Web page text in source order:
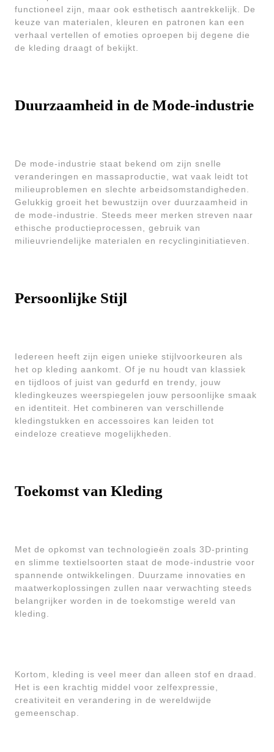
functioneel zijn, maar ook esthetisch aantrekkelijk. De
keuze van materialen, kleuren en patronen kan een
verhaal vertellen of emoties oproepen bij degene die
de kleding draagt of bekijkt.
Duurzaamheid in de Mode-industrie
De mode-industrie staat bekend om zijn snelle
veranderingen en massaproductie, wat vaak leidt tot
milieuproblemen en slechte arbeidsomstandigheden.
Gelukkig groeit het bewustzijn over duurzaamheid in
de mode-industrie. Steeds meer merken streven naar
ethische productieprocessen, gebruik van
milieuvriendelijke materialen en recyclinginitiatieven.
Persoonlijke Stijl
Iedereen heeft zijn eigen unieke stijlvoorkeuren als
het op kleding aankomt. Of je nu houdt van klassiek
en tijdloos of juist van gedurfd en trendy, jouw
kledingkeuzes weerspiegelen jouw persoonlijke smaak
en identiteit. Het combineren van verschillende
kledingstukken en accessoires kan leiden tot
eindeloze creatieve mogelijkheden.
Toekomst van Kleding
Met de opkomst van technologieën zoals 3D-printing
en slimme textielsoorten staat de mode-industrie voor
spannende ontwikkelingen. Duurzame innovaties en
maatwerkoplossingen zullen naar verwachting steeds
belangrijker worden in de toekomstige wereld van
kleding.
Kortom, kleding is veel meer dan alleen stof en draad.
Het is een krachtig middel voor zelfexpressie,
creativiteit en verandering in de wereldwijde
gemeenschap.